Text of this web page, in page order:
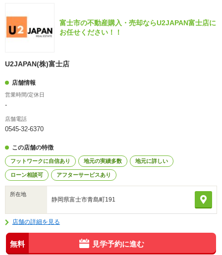
富士市の不動産購入・売却ならU2JAPAN富士店に
お任せください！！
U2JAPAN(株)富士店
店舗情報
営業時間/定休日
-
店舗電話
0545-32-6370
この店舗の特徴
フットワークに自信あり 地元の実績多数 地元に詳しい
ローン相談可 アフターサービスあり
所在地
静岡県富士市青島町191
店舗の詳細を見る
無料 見学予約に進む